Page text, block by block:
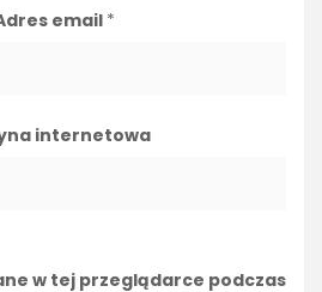
email *
internetowa
w tej przeglądarce podczas